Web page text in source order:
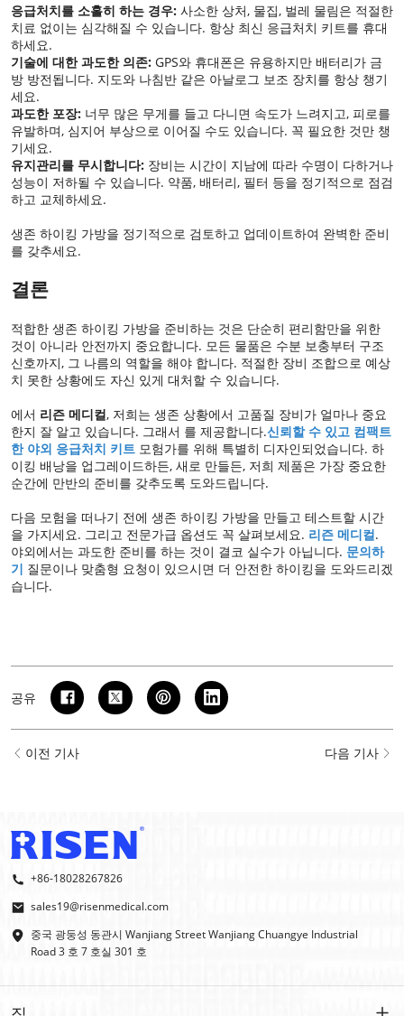
응급처치를 소홀히 하는 경우: 사소한 상처, 물집, 벌레 물림은 적절한
치료 없이는 심각해질 수 있습니다. 항상 최신 응급처치 키트를 휴대
하세요.
기술에 대한 과도한 의존: GPS와 휴대폰은 유용하지만 배터리가 금
방 방전됩니다. 지도와 나침반 같은 아날로그 보조 장치를 항상 챙기
세요.
과도한 포장: 너무 많은 무게를 들고 다니면 속도가 느려지고, 피로를
유발하며, 심지어 부상으로 이어질 수도 있습니다. 꼭 필요한 것만 챙
기세요.
유지관리를 무시합니다: 장비는 시간이 지남에 따라 수명이 다하거나
성능이 저하될 수 있습니다. 약품, 배터리, 필터 등을 정기적으로 점검
하고 교체하세요.
생존 하이킹 가방을 정기적으로 검토하고 업데이트하여 완벽한 준비
를 갖추세요.
결론
적합한 생존 하이킹 가방을 준비하는 것은 단순히 편리함만을 위한
것이 아니라 안전까지 중요합니다. 모든 물품은 수분 보충부터 구조
신호까지, 그 나름의 역할을 해야 합니다. 적절한 장비 조합으로 예상
치 못한 상황에도 자신 있게 대처할 수 있습니다.
에서 리즌 메디컬, 저희는 생존 상황에서 고품질 장비가 얼마나 중요
한지 잘 알고 있습니다. 그래서 를 제공합니다.신뢰할 수 있고 컴팩트
한 야외 응급처치 키트 모험가를 위해 특별히 디자인되었습니다. 하
이킹 배낭을 업그레이드하든, 새로 만들든, 저희 제품은 가장 중요한
순간에 만반의 준비를 갖추도록 도와드립니다.
다음 모험을 떠나기 전에 생존 하이킹 가방을 만들고 테스트할 시간
을 가지세요. 그리고 전문가급 옵션도 꼭 살펴보세요. 리즌 메디컬.
야외에서는 과도한 준비를 하는 것이 결코 실수가 아닙니다. 문의하
기 질문이나 맞춤형 요청이 있으시면 더 안전한 하이킹을 도와드리겠
습니다.
공유
이전 기사 다음 기사
+86-18028267826
sales19@risenmedical.com
중국 광둥성 동관시 Wanjiang Street Wanjiang Chuangye Industrial
Road 3 호 7 호실 301 호